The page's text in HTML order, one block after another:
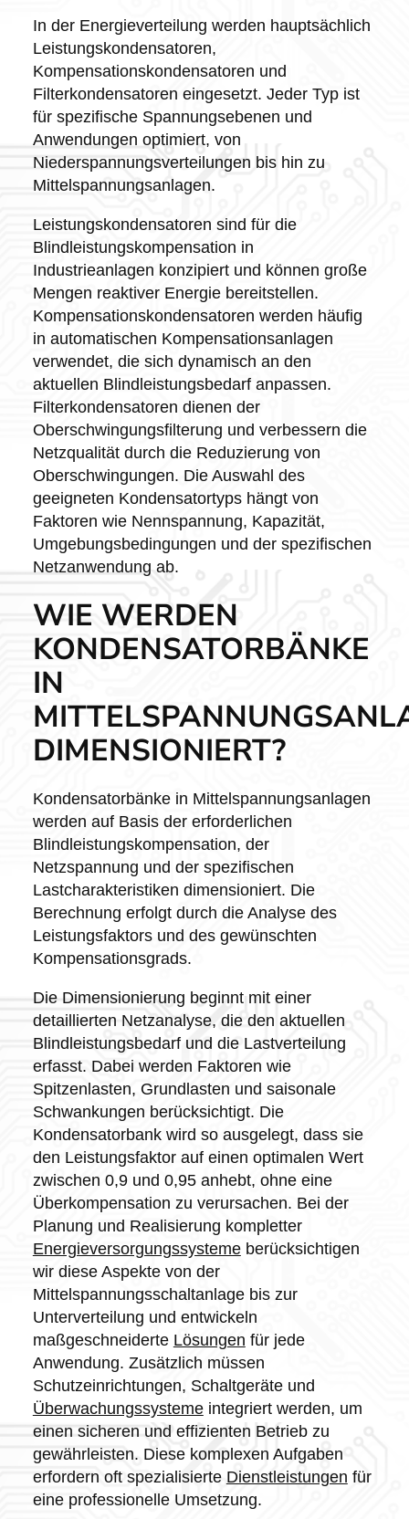
In der Energieverteilung werden hauptsächlich
Leistungskondensatoren,
Kompensationskondensatoren und
Filterkondensatoren eingesetzt. Jeder Typ ist
für spezifische Spannungsebenen und
Anwendungen optimiert, von
Niederspannungsverteilungen bis hin zu
Mittelspannungsanlagen.
Leistungskondensatoren sind für die
Blindleistungskompensation in
Industrieanlagen konzipiert und können große
Mengen reaktiver Energie bereitstellen.
Kompensationskondensatoren werden häufig
in automatischen Kompensationsanlagen
verwendet, die sich dynamisch an den
aktuellen Blindleistungsbedarf anpassen.
Filterkondensatoren dienen der
Oberschwingungsfilterung und verbessern die
Netzqualität durch die Reduzierung von
Oberschwingungen. Die Auswahl des
geeigneten Kondensatortyps hängt von
Faktoren wie Nennspannung, Kapazität,
Umgebungsbedingungen und der spezifischen
Netzanwendung ab.
WIE WERDEN
KONDENSATORBÄNKE
IN
DIMENSIONIERT?
Kondensatorbänke in Mittelspannungsanlagen
werden auf Basis der erforderlichen
Blindleistungskompensation, der
Netzspannung und der spezifischen
Lastcharakteristiken dimensioniert. Die
Berechnung erfolgt durch die Analyse des
Leistungsfaktors und des gewünschten
Kompensationsgrads.
Die Dimensionierung beginnt mit einer
detaillierten Netzanalyse, die den aktuellen
Blindleistungsbedarf und die Lastverteilung
erfasst. Dabei werden Faktoren wie
Spitzenlasten, Grundlasten und saisonale
Schwankungen berücksichtigt. Die
Kondensatorbank wird so ausgelegt, dass sie
den Leistungsfaktor auf einen optimalen Wert
zwischen 0,9 und 0,95 anhebt, ohne eine
Überkompensation zu verursachen. Bei der
Planung und Realisierung kompletter
Energieversorgungssystemeberücksichtigen
wir diese Aspekte von der
Mittelspannungsschaltanlage bis zur
Unterverteilung und entwickeln
maßgeschneiderte Lösungen für jede
Anwendung. Zusätzlich müssen
Schutzeinrichtungen, Schaltgeräte und
Überwachungssystemeintegriert werden, um
einen sicheren und effizienten Betrieb zu
gewährleisten. Diese komplexen Aufgaben
erfordern oft spezialisierte Dienstleistungen für
eine professionelle Umsetzung.